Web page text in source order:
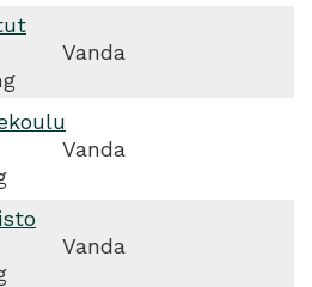
Vanda
Vanda
Vanda